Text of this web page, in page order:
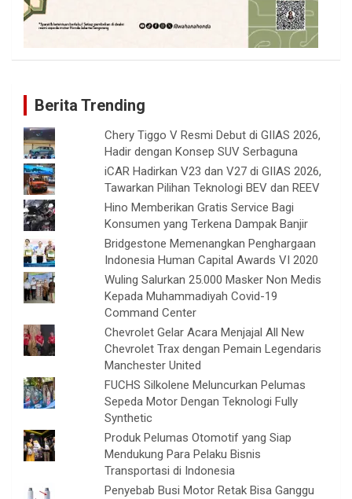
Berita Trending
Chery Tiggo V Resmi Debut di GIIAS 2026,
Hadir dengan Konsep SUV Serbaguna
iCAR Hadirkan V23 dan V27 di GIIAS 2026,
Tawarkan Pilihan Teknologi BEV dan REEV
Hino Memberikan Gratis Service Bagi
Konsumen yang Terkena Dampak Banjir
Bridgestone Memenangkan Penghargaan
Indonesia Human Capital Awards VI 2020
Wuling Salurkan 25.000 Masker Non Medis
Kepada Muhammadiyah Covid-19
Command Center
Chevrolet Gelar Acara Menjajal All New
Chevrolet Trax dengan Pemain Legendaris
Manchester United
FUCHS Silkolene Meluncurkan Pelumas
Sepeda Motor Dengan Teknologi Fully
Synthetic
Produk Pelumas Otomotif yang Siap
Mendukung Para Pelaku Bisnis
Transportasi di Indonesia
Penyebab Busi Motor Retak Bisa Ganggu